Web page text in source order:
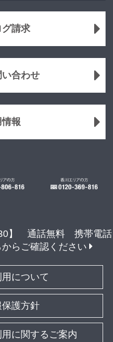
グ請求
合わせ
報
30】 通話無料 携帯電話
らご確認ください
について
護方針
に関するご案内